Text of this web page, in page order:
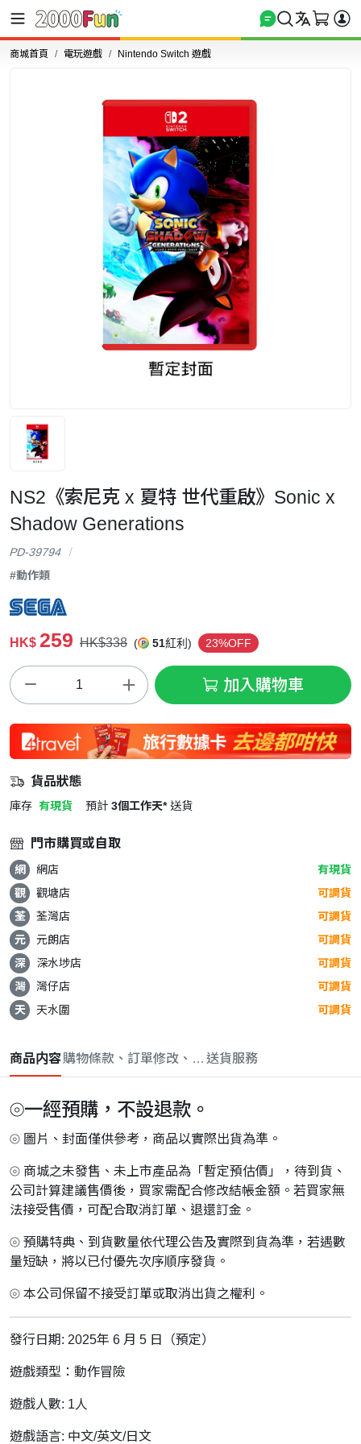
商城首頁 電玩遊戲 Nintendo Switch 遊戲
NS2《索尼克 x 夏特 世代重啟》Sonic x
Shadow Generations
PD-39794
#動作類
HK$ 259 HK$338 ( 51紅利) 23%OFF
加入購物車
貨品狀態
庫存 有現貨 預計 3個工作天* 送貨
門市購買或自取
網 網店
有現貨
觀
觀塘店
可調貨
荃
荃灣店
可調貨
元
元朗店
可調貨
深
深水埗店
可調貨
灣
灣仔店
可調貨
天
天水圍 可調貨
商品内容購物條款、訂單修改、取消與退款政策
送貨服務
⦾一經預購，不設退款。
⦾ 圖片、封面僅供參考，商品以實際出貨為準。
⦾ 商城之未發售、未上市產品為「暫定預估價」，待到貨、
公司計算建議售價後，買家需配合修改結帳金額。若買家無
法接受售價，可配合取消訂單、退還訂金。
⦾ 預購特典、到貨數量依代理公告及實際到貨為準，若遇數
量短缺，將以已付優先次序順序發貨。
⦾ 本公司保留不接受訂單或取消出貨之權利。
發行日期: 2025年 6 月 5 日（預定）
遊戲類型：動作冒險
遊戲人數: 1人
遊戲語言: 中文/英文/日文